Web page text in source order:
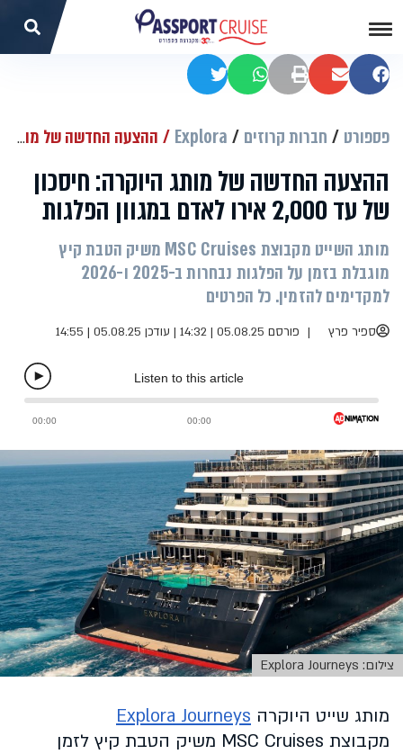
שתפו בפייסבוק
שתפו במיילהדפסהשתפו בוואטסאפשתפו בטוויטר
פספורט חברות קרוזים Explora ההצעה החדשה של מותג היוקרה: חיסכון של עד 2,000 אירו לאדם במגוון הפלגות
ההצעה החדשה של מותג היוקרה: חיסכון
של עד 2,000 אירו לאדם במגוון הפלגות
מותג השייט מקבוצת MSC Cruises משיק הטבת קיץ
מוגבלת בזמן על הפלגות נבחרות ב-2025 ו-2026
למקדימים להזמין. כל הפרטים
ספיר פרץ פורסם 05.08.25 | 14:32 | עודכן 05.08.25 | 14:55
צילום: Explora Journeys
מותג שייט היוקרה Explora Journeys
מקבוצת MSC Cruises משיק הטבת קיץ לזמן